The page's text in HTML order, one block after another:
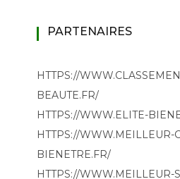
PARTENAIRES
HTTPS://
BEAUTE.FR/
HTTPS://WWW.ELITE-
HTTPS://WWW.MEILLEUR-
BIENETRE.FR/
HTTPS://WWW.MEILLEUR-